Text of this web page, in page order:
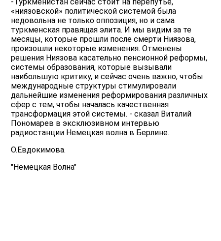
-Туркменистан сейчас стоит на перепутье,
«ниязовской» политической системой была
недовольна не только оппозиция, но и сама
туркменская правящая элита. И мы видим за те
месяцы, которые прошли после смерти Ниязова,
произошли некоторые изменения. Отменены
решения Ниязова касательно пенсионной реформы,
системы образования, которые вызывали
наибольшую критику, и сейчас очень важно, чтобы
международные структуры стимулировали
дальнейшие изменения реформирования различных
сфер с тем, чтобы началась качественная
трансформация этой системы. - сказал Виталий
Пономарев в эксклюзивном интервью
радиостанции Немецкая волна в Берлине.
О.Евдокимова.
"Немецкая Волна"